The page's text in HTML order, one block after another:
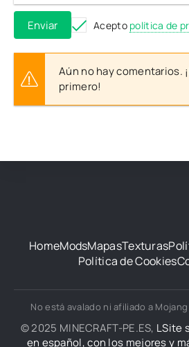
Enviar Acepto política de
Aún no hay comentarios.
primero!
HomeModsMapasTexturas
Política de Cookies
No está avalado ni afiliado a
© 2025 MINECRAFT-PE.ES, LSite
en español, con los mejores y